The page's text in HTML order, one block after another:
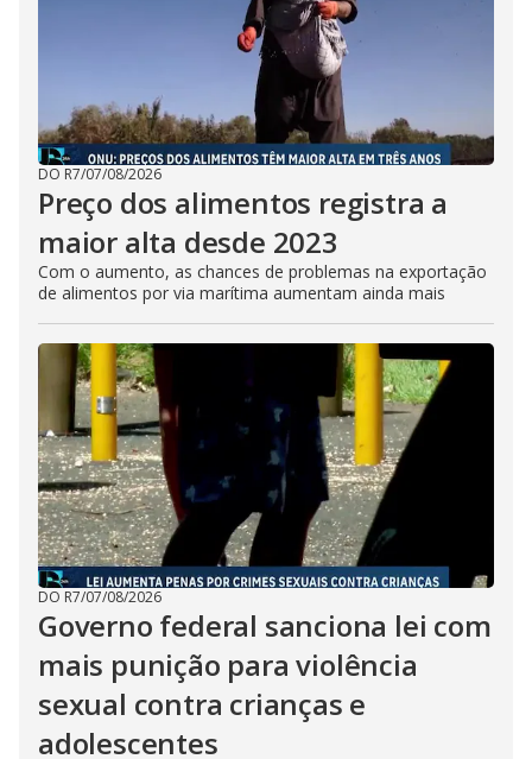
DO R7/07/08/2026
Preço dos alimentos registra a
maior alta desde 2023
Com o aumento, as chances de problemas na exportação
de alimentos por via marítima aumentam ainda mais
DO R7/07/08/2026
Governo federal sanciona lei com
mais punição para violência
sexual contra crianças e
adolescentes